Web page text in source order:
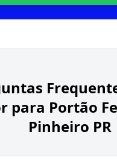
para Portão
Pinheiro PR